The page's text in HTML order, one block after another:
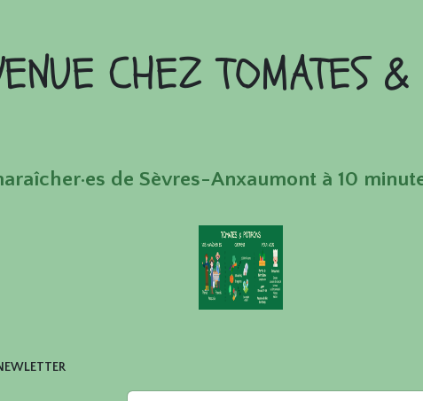
CHEZ TOMATES &
de Sèvres-Anxaumont à 10